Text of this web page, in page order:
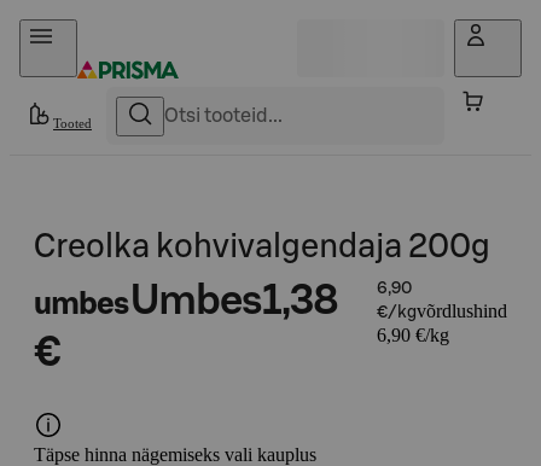
Otse sisu juurde
Tooted
Creolka kohvivalgendaja 200g
umbesUmbes1,38
€
6,90
€/kgvõrdlushind
6,90 €/kg
Täpse hinna nägemiseks vali kauplus